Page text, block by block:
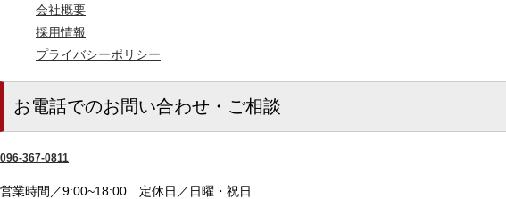
会社概要
採用情報
プライバシーポリシー
お電話でのお問い合わせ・ご相談
096-367-0811
営業時間／9:00~18:00 定休日／日曜・祝日